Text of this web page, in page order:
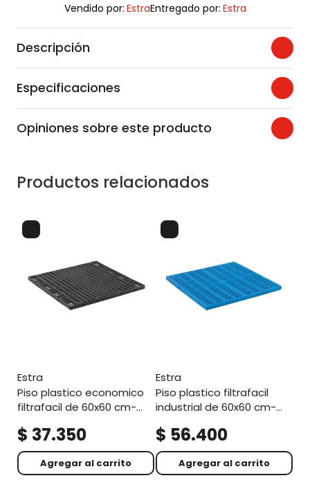
Vendido por: EstraEntregado por: Estra
Descripción
Especificaciones
Opiniones sobre este producto
Productos relacionados
estra
piso plastico economico
filtrafacil de 60x60 cm-
$ 37.350
Agregar al carrito
estra
piso plastico filtrafacil
industrial de 60x60 cm-
$ 56.400
Agregar al carrito